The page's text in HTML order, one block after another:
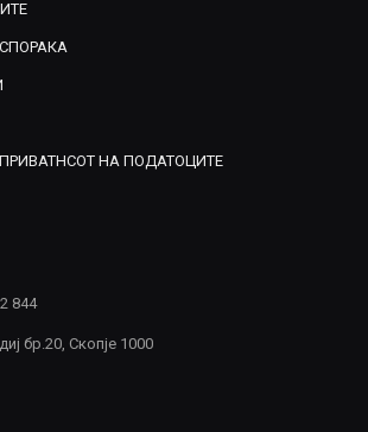
НА ПОДАТОЦИТЕ
844
бр.20, Скопје 1000